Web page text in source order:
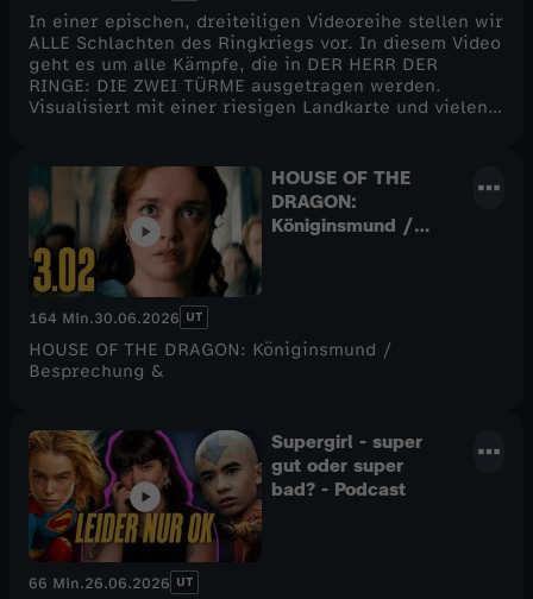
In einer epischen, dreiteiligen Videoreihe stellen wir
ALLE Schlachten des Ringkriegs vor. In diesem Video
geht es um alle Kämpfe, die in DER HERR DER
RINGE: DIE ZWEI TÜRME ausgetragen werden.
Visualisiert mit einer riesigen Landkarte und vielen
sind. Also schaut rein hier bei CINEMA STRIKES
BACK! Viel Spaß. :)
HOUSE OF THE
DRAGON:
Königinsmund /
164 Min.30.06.2026 UT
HOUSE OF THE DRAGON: Königinsmund /
Besprechung &
Supergirl - super
gut oder super
bad? - Podcast
66 Min.26.06.2026 UT